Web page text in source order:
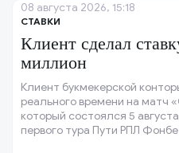
СТАВКИ
Клиент сделал
миллион
Клиент букмекерской
реального времени на матч
который состоялся 5
первого тура Пути РПЛ
08 августа 2026, 15:18